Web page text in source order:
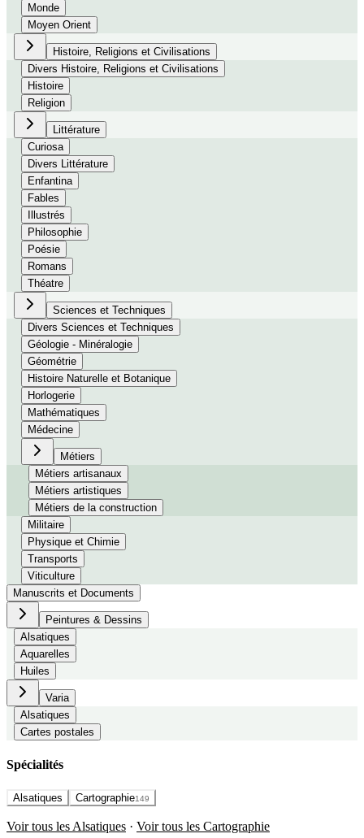
Monde
Moyen Orient
Histoire, Religions et Civilisations
Divers Histoire, Religions et Civilisations
Histoire
Religion
Littérature
Curiosa
Divers Littérature
Enfantina
Fables
Illustrés
Philosophie
Poésie
Romans
Théatre
Sciences et Techniques
Divers Sciences et Techniques
Géologie - Minéralogie
Géométrie
Histoire Naturelle et Botanique
Horlogerie
Mathématiques
Médecine
Métiers
Métiers artisanaux
Métiers artistiques
Métiers de la construction
Militaire
Physique et Chimie
Transports
Viticulture
Manuscrits et Documents
Peintures & Dessins
Alsatiques
Aquarelles
Huiles
Varia
Alsatiques
Cartes postales
Spécialités
Alsatiques Cartographie149
Voir tous les Alsatiques · Voir tous les Cartographie